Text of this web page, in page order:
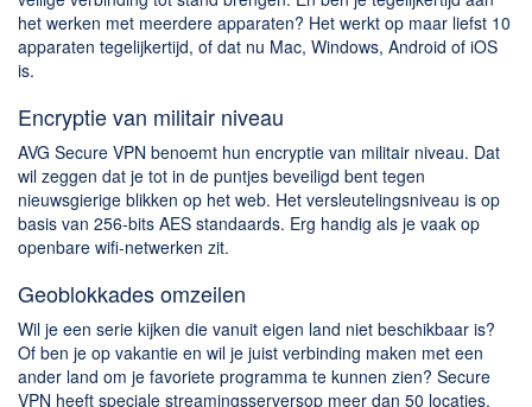
het werken met meerdere apparaten? Het werkt op maar liefst 10
apparaten tegelijkertijd, of dat nu Mac, Windows, Android of iOS
is.
Encryptie van militair niveau
AVG Secure VPN benoemt hun encryptie van militair niveau. Dat
wil zeggen dat je tot in de puntjes beveiligd bent tegen
nieuwsgierige blikken op het web. Het versleutelingsniveau is op
basis van 256-bits AES standaards. Erg handig als je vaak op
openbare wifi-netwerken zit.
Geoblokkades omzeilen
Wil je een serie kijken die vanuit eigen land niet beschikbaar is?
Of ben je op vakantie en wil je juist verbinding maken met een
ander land om je favoriete programma te kunnen zien? Secure
VPN heeft speciale streamingsserversop meer dan 50 locaties.